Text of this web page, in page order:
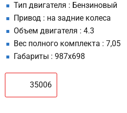
Тип двигателя : Бензиновый
Привод : на задние колеса
Объем двигателя : 4.3
Вес полного комплекта : 7,05
Габариты : 987х698
35006